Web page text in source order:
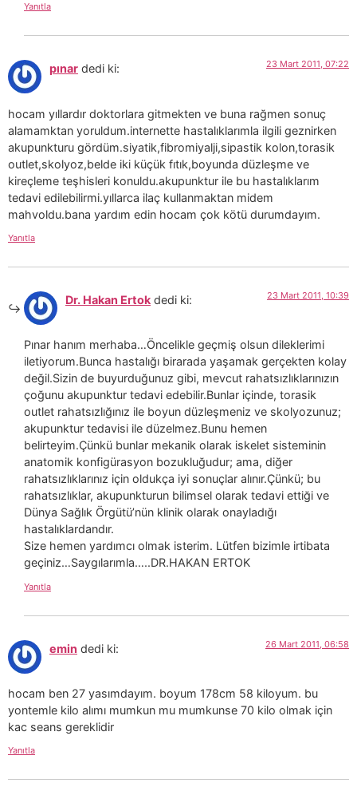
Yanıtla
pınar dedi ki: 23 Mart 2011, 07:22
hocam yıllardır doktorlara gitmekten ve buna rağmen sonuç
alamamktan yoruldum.internette hastalıklarımla ilgili geznirken
akupunkturu gördüm.siyatik,fibromiyalji,sipastik kolon,torasik
outlet,skolyoz,belde iki küçük fıtık,boyunda düzleşme ve
kireçleme teşhisleri konuldu.akupunktur ile bu hastalıklarım
tedavi edilebilirmi.yıllarca ilaç kullanmaktan midem
mahvoldu.bana yardım edin hocam çok kötü durumdayım.
Yanıtla
Dr. Hakan Ertok dedi ki: 23 Mart 2011, 10:39
Pınar hanım merhaba…Öncelikle geçmiş olsun dileklerimi
iletiyorum.Bunca hastalığı birarada yaşamak gerçekten kolay
değil.Sizin de buyurduğunuz gibi, mevcut rahatsızlıklarınızın
çoğunu akupunktur tedavi edebilir.Bunlar içinde, torasik
outlet rahatsızlığınız ile boyun düzleşmeniz ve skolyozunuz;
akupunktur tedavisi ile düzelmez.Bunu hemen
belirteyim.Çünkü bunlar mekanik olarak iskelet sisteminin
anatomik konfigürasyon bozukluğudur; ama, diğer
rahatsızlıklarınız için oldukça iyi sonuçlar alınır.Çünkü; bu
rahatsızlıklar, akupunkturun bilimsel olarak tedavi ettiği ve
Dünya Sağlık Örgütü’nün klinik olarak onayladığı
hastalıklardandır.
Size hemen yardımcı olmak isterim. Lütfen bizimle irtibata
geçiniz…Saygılarımla…..DR.HAKAN ERTOK
Yanıtla
emin dedi ki: 26 Mart 2011, 06:58
hocam ben 27 yasımdayım. boyum 178cm 58 kiloyum. bu
yontemle kilo alımı mumkun mu mumkunse 70 kilo olmak için
kac seans gereklidir
Yanıtla